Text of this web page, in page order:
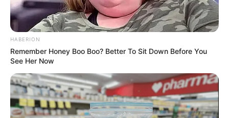
HABERION
Remember Honey Boo Boo? Better To Sit Down Before You
See Her Now